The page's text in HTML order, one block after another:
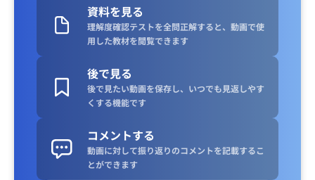
資料を見る
理解度確認テストを全問正解すると、動画で使
用した教材を閲覧できます
後で見る
後で見たい動画を保存し、いつでも見返しやす
くする機能です
コメントする
動画に対して振り返りのコメントを記載するこ
とができます